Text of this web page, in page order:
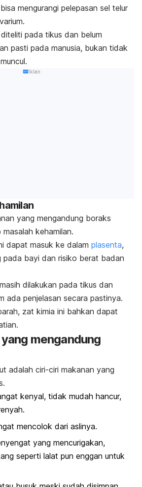
mengurangi pelepasan sel telur
pada tikus dan belum
pasti pada manusia, bukan tidak
Iklan
yang mengandung boraks
kehamilan.
dapat masuk ke dalam plasenta,
bayi dan risiko berat badan
dilakukan pada tikus dan
ada penjelasan secara pastinya.
zat kimia ini bahkan dapat
mengandung
adalah ciri-ciri makanan yang
kenyal, tidak mudah hancur,
mencolok dari aslinya.
yang mencurigakan,
seperti lalat pun enggan untuk